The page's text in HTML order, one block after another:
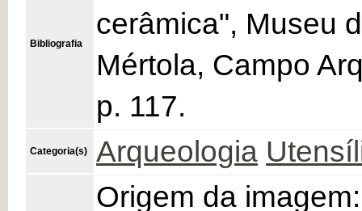
Bibliografia
cerâmica", Museu
Mértola, Campo
p. 117.
Categoria(s) Arqueologia
Origem da